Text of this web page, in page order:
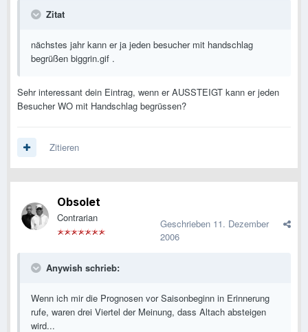
Zitat
nächstes jahr kann er ja jeden besucher mit handschlag
begrüßen biggrin.gif .
Sehr interessant dein Eintrag, wenn er AUSSTEIGT kann er jeden
Besucher WO mit Handschlag begrüssen?
Zitieren
Obsolet
Contrarian Geschrieben 11. Dezember
2006
Anywish schrieb:
Wenn ich mir die Prognosen vor Saisonbeginn in Erinnerung
rufe, waren drei Viertel der Meinung, dass Altach absteigen
wird...